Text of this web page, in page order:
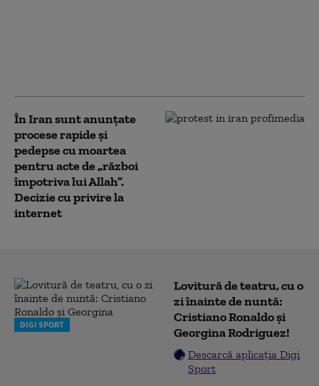
În Iran sunt anunțate
procese rapide şi
pedepse cu moartea
pentru acte de „război
împotriva lui Allah”.
Decizie cu privire la
internet
DIGI SPORT
Lovitură de teatru, cu o
zi înainte de nuntă:
Cristiano Ronaldo și
Georgina Rodriguez!
Descarcă aplicația Digi
Sport